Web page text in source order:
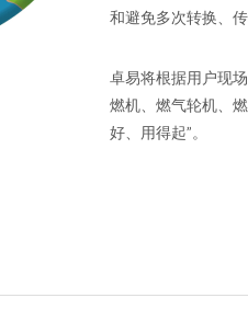
和避免多次转换、传
卓易将根据用户现
燃机、燃气轮机、
好、用得起”。